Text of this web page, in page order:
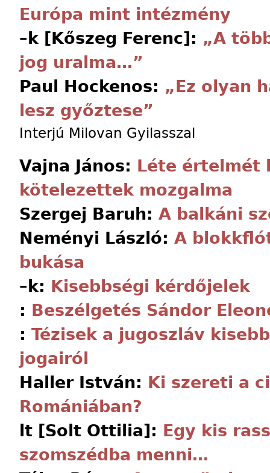
Európa mint intézmény
–k [Kőszeg Ferenc]: „A
jog uralma…”
Paul Hockenos: „Ez olyan
lesz győztese”
Interjú Milovan Gyilasszal
Vajna János: Léte értelmét
kötelezettek mozgalma
Szergej Baruh: A balkáni
Neményi László: A
bukása
–k: Kisebbségi kérdőjelek
: Beszélgetés Sándor
: Tézisek a jugoszláv
jogairól
Haller István: Ki szereti a
Romániában?
lt [Solt Ottilia]: Egy kis
szomszédba menni…